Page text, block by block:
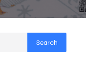
Search